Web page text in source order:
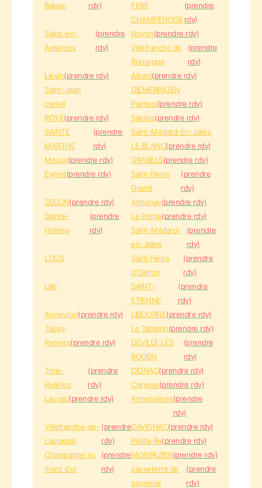
Balsac
rdv)
FERE
CHAMPENOISE
(prendre
rdv)
Sains-en-
Amiénois
(prendre
rdv)
Noyon(prendre rdv)
Villefranche de
Rouergue
(prendre
rdv)
Liévin(prendre rdv) Albert(prendre rdv)
Saint-Jean
DIEMERINGEN
creteil
Paimpol(prendre rdv)
ROYE(prendre rdv) Santes(prendre rdv)
SAINTE
MARTHE
(prendre
rdv)
Saint-Médard-En-Jalles
LE BLANC(prendre rdv)
Mouxy(prendre rdv) GRABELS(prendre rdv)
Eymet(prendre rdv)
Saint Pierre
Grand
(prendre
rdv)
SECLIN(prendre rdv) Annonay(prendre rdv)
Sainte-
Hélène
(prendre
rdv)
Le Porge(prendre rdv)
Saint-Médard-
en-Jalles
(prendre
rdv)
LOOS
Saint Pierre
d'Oléron
(prendre
rdv)
Lille
SAINT-
ETIENNE
(prendre
rdv)
Anneyron(prendre rdv) LIBOURNE(prendre rdv)
Taissy
Le Tampon(prendre rdv)
Rennes(prendre rdv)
DEVILLE LES
ROUEN
(prendre
rdv)
Trois-
Rivières
(prendre
rdv)
DIGNAC(prendre rdv)
Creysse(prendre rdv)
Launac(prendre rdv) Armentières(prendre
rdv)
Villefranche-de-
Lauragais
(prendre
rdv)
CAVIGNAC(prendre rdv)
Petite-Île(prendre rdv)
Champagne au
mont d'or
(prendre
rdv)
MONPAZIER(prendre rdv)
sauveterre de
guyenne
(prendre
rdv)